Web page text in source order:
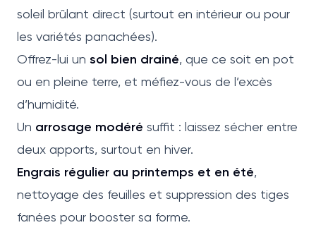
soleil brûlant direct (surtout en intérieur ou pour
les variétés panachées).
Offrez-lui un sol bien drainé, que ce soit en pot
ou en pleine terre, et méfiez-vous de l’excès
d’humidité.
Un arrosage modéré suffit : laissez sécher entre
deux apports, surtout en hiver.
Engrais régulier au printemps et en été,
nettoyage des feuilles et suppression des tiges
fanées pour booster sa forme.